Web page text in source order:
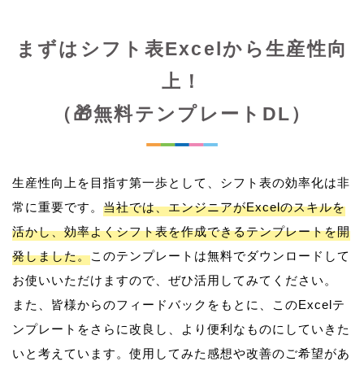
まずはシフト表Excelから生産性向
上！
（🎁無料テンプレートDL）
生産性向上を目指す第一歩として、シフト表の効率化は非
常に重要です。 当社では、エンジニアがExcelのスキルを
活かし、効率よくシフト表を作成できるテンプレートを開
発しました。このテンプレートは無料でダウンロードして
お使いいただけますので、ぜひ活用してみてください。
また、皆様からのフィードバックをもとに、このExcelテ
ンプレートをさらに改良し、より便利なものにしていきた
いと考えています。使用してみた感想や改善のご希望があ